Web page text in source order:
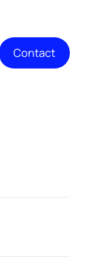
Contact